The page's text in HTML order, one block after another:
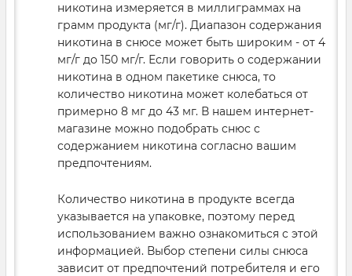
никотина измеряется в миллиграммах на
грамм продукта (мг/г). Диапазон содержания
никотина в снюсе может быть широким - от 4
мг/г до 150 мг/г. Если говорить о содержании
никотина в одном пакетике снюса, то
количество никотина может колебаться от
примерно 8 мг до 43 мг. В нашем интернет-
магазине можно подобрать снюс с
содержанием никотина согласно вашим
предпочтениям.
Количество никотина в продукте всегда
указывается на упаковке, поэтому перед
использованием важно ознакомиться с этой
информацией. Выбор степени силы снюса
зависит от предпочтений потребителя и его